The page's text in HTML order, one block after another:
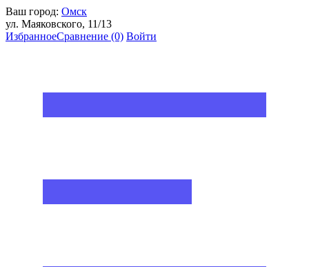
Ваш город: Омск
ул. Маяковского, 11/13
ИзбранноеСравнение (0) Войти